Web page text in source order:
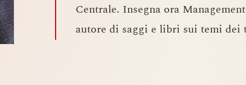
Centrale. Insegna ora
autore di saggi e libri sui temi dei